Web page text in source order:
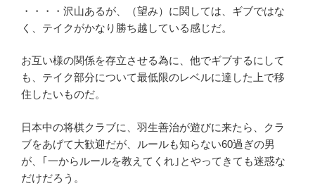
・・・・沢山あるが、（望み）に関しては、ギブではな
く、テイクがかなり勝ち越している感じだ。
お互い様の関係を存立させる為に、他でギブするにして
も、テイク部分について最低限のレベルに達した上で移
住したいものだ。
日本中の将棋クラブに、羽生善治が遊びに来たら、クラ
ブをあげて大歓迎だが、ルールも知らない60過ぎの男
が、｢一からルールを教えてくれ｣とやってきても迷惑な
だけだろう。